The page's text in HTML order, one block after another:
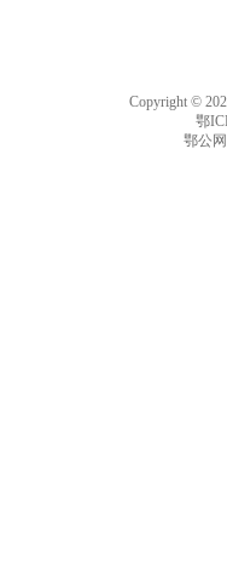
Copyright ©
鄂
鄂公